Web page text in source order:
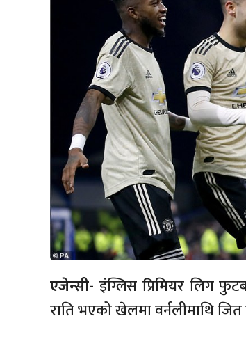
एजेन्सी- इंग्लिस प्रिमियर लिग
राति भएको खेलमा वर्नलीमाथि